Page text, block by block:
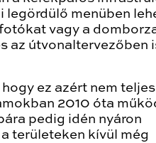
legördülő menüben
vagy a
az útvonaltervezőben
ez azért nem
2010 óta
pedig idén nyáron
területeken kívül még